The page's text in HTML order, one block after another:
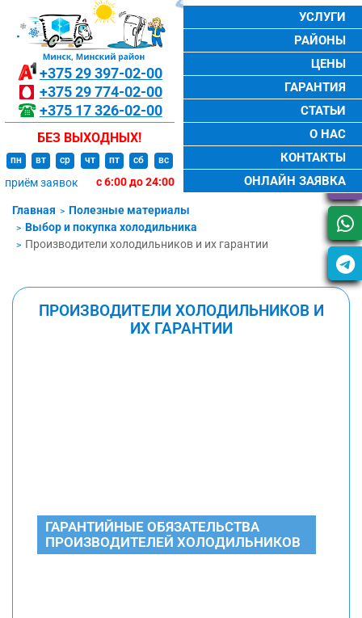
БЕЗ ВЫХОДНЫХ!
пн вт ср чт пт сб вс
приём заявок с 6:00 до 24:00
+375 29397-02-00
+375 29774-02-00
+375 17326-02-00
УСЛУГИ
РАЙОНЫ
ЦЕНЫ
ГАРАНТИЯ
СТАТЬИ
О НАС
КОНТАКТЫ
ОНЛАЙН ЗАЯВКА
Главная
Полезные материалы
Выбор и покупка холодильника
Производители холодильников и их гарантии
ПРОИЗВОДИТЕЛИ ХОЛОДИЛЬНИКОВ И
ИХ ГАРАНТИИ
ГАРАНТИЙНЫЕ ОБЯЗАТЕЛЬСТВА
ПРОИЗВОДИТЕЛЕЙ ХОЛОДИЛЬНИКОВ